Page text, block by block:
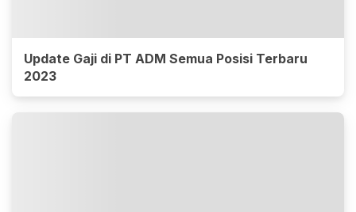
Update Gaji di PT ADM Semua Posisi Terbaru
2023